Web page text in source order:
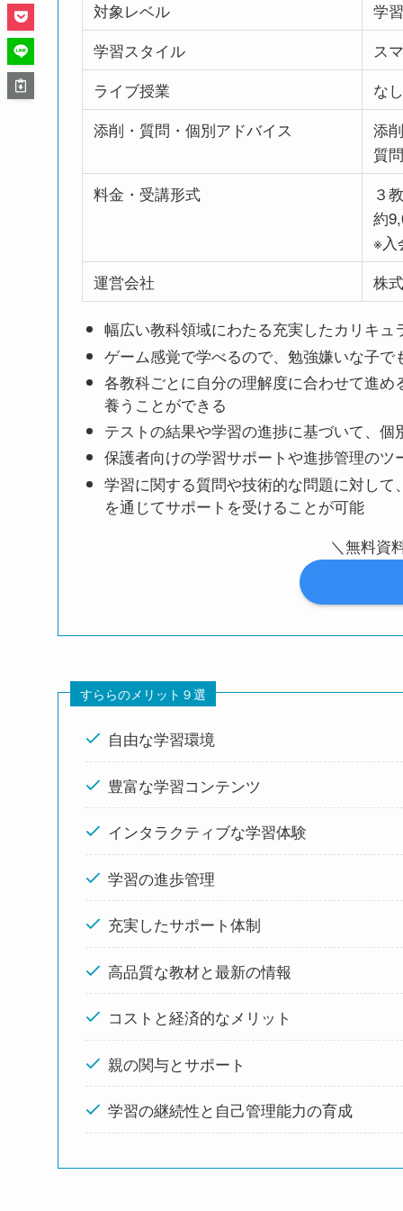
対象レベル
学
学習スタイル
ス
ライブ授業
な
添削・質問・個別アドバイス
添
質
料金・受講形式
３
約
※入
運営会社
株
幅広い教科領域にわたる充実したカリキュ
ゲーム感覚で学べるので、勉強嫌いな子
各教科ごとに自分の理解度に合わせて進
養うことができる
テストの結果や学習の進捗に基づいて、
保護者向けの学習サポートや進捗管理のツ
学習に関する質問や技術的な問題に対し
を通じてサポートを受けることが可能
＼無料資
すららのメリット９選
自由な学習環境
豊富な学習コンテンツ
インタラクティブな学習体験
学習の進歩管理
充実したサポート体制
高品質な教材と最新の情報
コストと経済的なメリット
親の関与とサポート
学習の継続性と自己管理能力の育成